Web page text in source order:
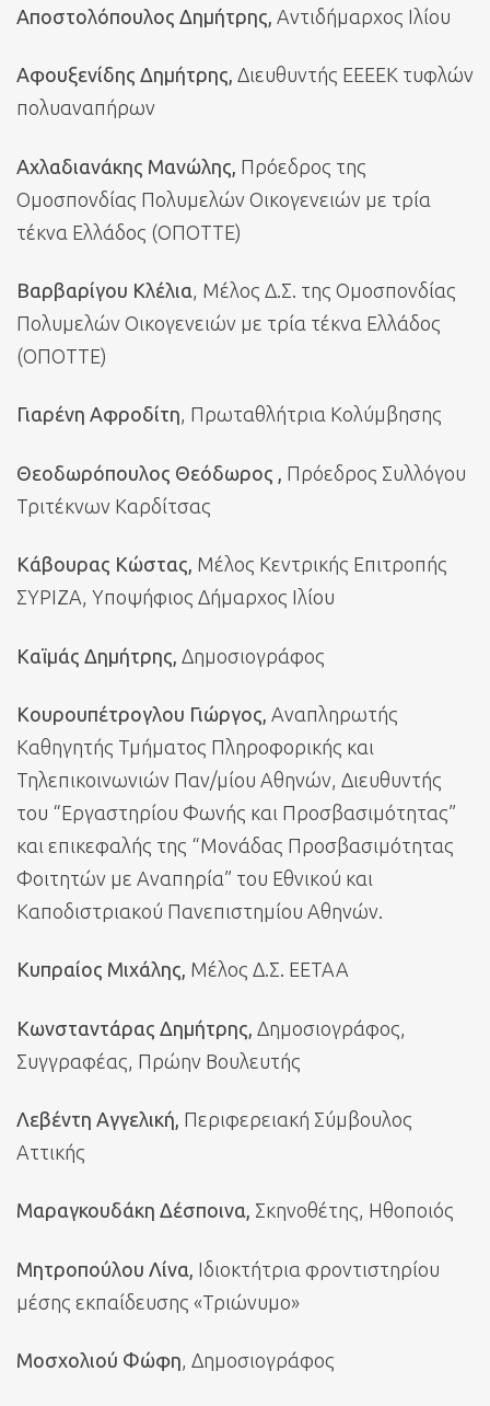
Αποστολόπουλος Δημήτρης, Αντιδήμαρχος Ιλίου
Αφουξενίδης Δημήτρης, Διευθυντής ΕΕΕΕΚ τυφλών
πολυαναπήρων
Αχλαδιανάκης Μανώλης, Πρόεδρος της
Ομοσπονδίας Πολυμελών Οικογενειών με τρία
τέκνα Ελλάδος (ΟΠΟΤΤΕ)
Βαρβαρίγου Κλέλια , Μέλος Δ.Σ. της Ομοσπονδίας
Πολυμελών Οικογενειών με τρία τέκνα Ελλάδος
(ΟΠΟΤΤΕ)
Γιαρένη Αφροδίτη, Πρωταθλήτρια Κολύμβησης
Θεοδωρόπουλος Θεόδωρος ,
Πρόεδρος Συλλόγου
Τριτέκνων Καρδίτσας
Κάβουρας Κώστας, Μέλος Κεντρικής Επιτροπής
ΣΥΡΙΖΑ, Υποψήφιος Δήμαρχος Ιλίου
Καϊμάς Δημήτρης, Δημοσιογράφος
Κουρουπέτρογλου Γιώργος, Αναπληρωτής
Καθηγητής Τμήματος Πληροφορικής και
Τηλεπικοινωνιών Παν/μίου Αθηνών, Διευθυντής
του “Εργαστηρίου Φωνής και Προσβασιμότητας”
και επικεφαλής της “Μονάδας Προσβασιμότητας
Φοιτητών με Αναπηρία” του Εθνικού και
Καποδιστριακού Πανεπιστημίου Αθηνών.
Κυπραίος Μιχάλης, Μέλος Δ.Σ. ΕΕΤΑΑ
Κωνσταντάρας Δημήτρης, Δημοσιογράφος,
Συγγραφέας, Πρώην Βουλευτής
Λεβέντη Αγγελική, Περιφερειακή Σύμβουλος
Αττικής
Μαραγκουδάκη Δέσποινα, Σκηνοθέτης, Ηθοποιός
Μητροπούλου Λίνα, Ιδιοκτήτρια φροντιστηρίου
μέσης εκπαίδευσης «Τριώνυμο»
Μοσχολιού Φώφη, Δημοσιογράφος